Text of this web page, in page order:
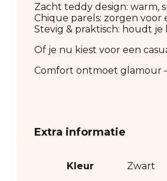
Zacht teddy design: warm,
Chique parels: zorgen
Stevig & praktisch: houdt je
Of je nu kiest voor een
Comfort ontmoet glamour
Extra informatie
Kleur
Zwart